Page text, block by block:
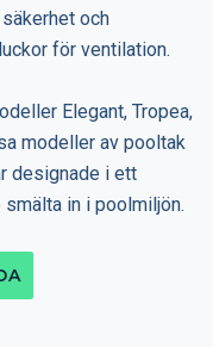
och
för ventilation.
Elegant, Tropea,
modeller av pooltak
designade i ett
in i poolmiljön.